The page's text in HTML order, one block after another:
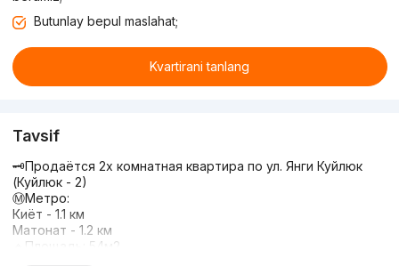
Butunlay bepul maslahat;
Kvartirani tanlang
Tavsif
🗝Продаётся 2х комнатная квартира по ул. Янги Куйлюк
(Куйлюк - 2)
Ⓜ️Метро:
Киёт - 1.1 км
Матонат - 1.2 км
🔹Площадь: 54м2